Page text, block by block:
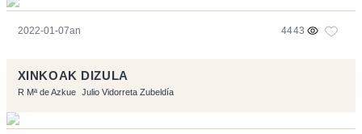
2022-01-07an 4443
XINKOAK DIZULA
R Mª de Azkue Julio Vidorreta Zubeldía